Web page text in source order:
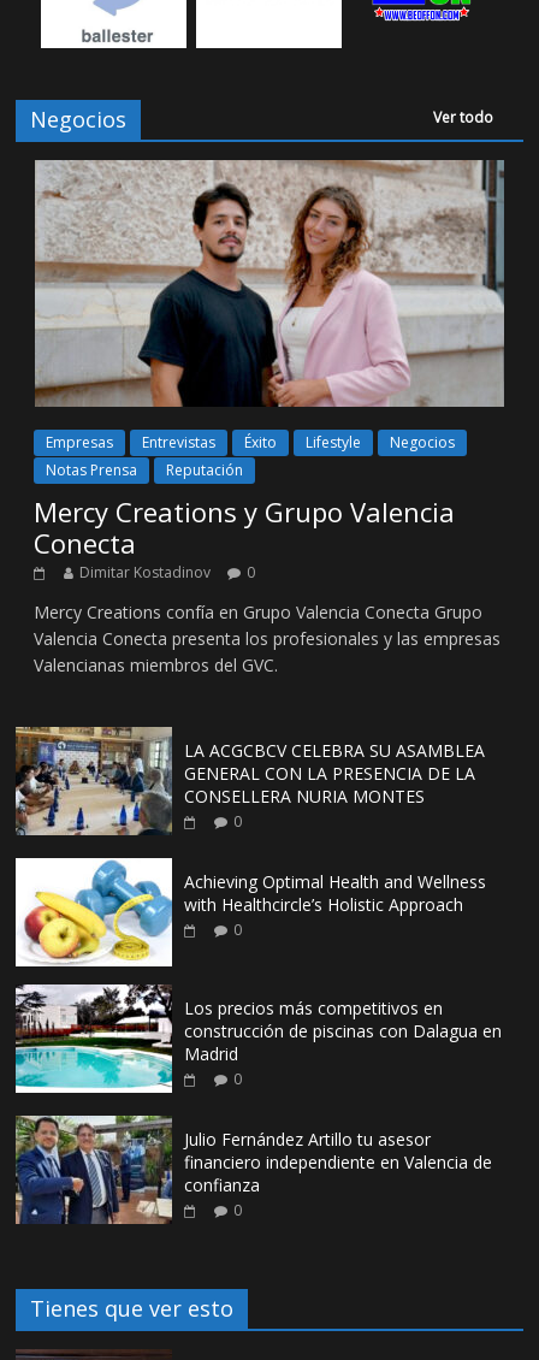
Negocios Ver todo
Empresas Entrevistas Éxito Lifestyle
Negocios
Notas Prensa
Reputación
Mercy Creations y Grupo Valencia
Conecta
Dimitar Kostadinov 0
Mercy Creations confía en Grupo Valencia Conecta Grupo
Valencia Conecta presenta los profesionales y las empresas
Valencianas miembros del GVC.
LA ACGCBCV CELEBRA SU ASAMBLEA
GENERAL CON LA PRESENCIA DE LA
CONSELLERA NURIA MONTES
0
Achieving Optimal Health and Wellness
with Healthcircle’s Holistic Approach
0
Los precios más competitivos en
construcción de piscinas con Dalagua en
Madrid
0
Julio Fernández Artillo tu asesor
financiero independiente en Valencia de
confianza
0
Tienes que ver esto